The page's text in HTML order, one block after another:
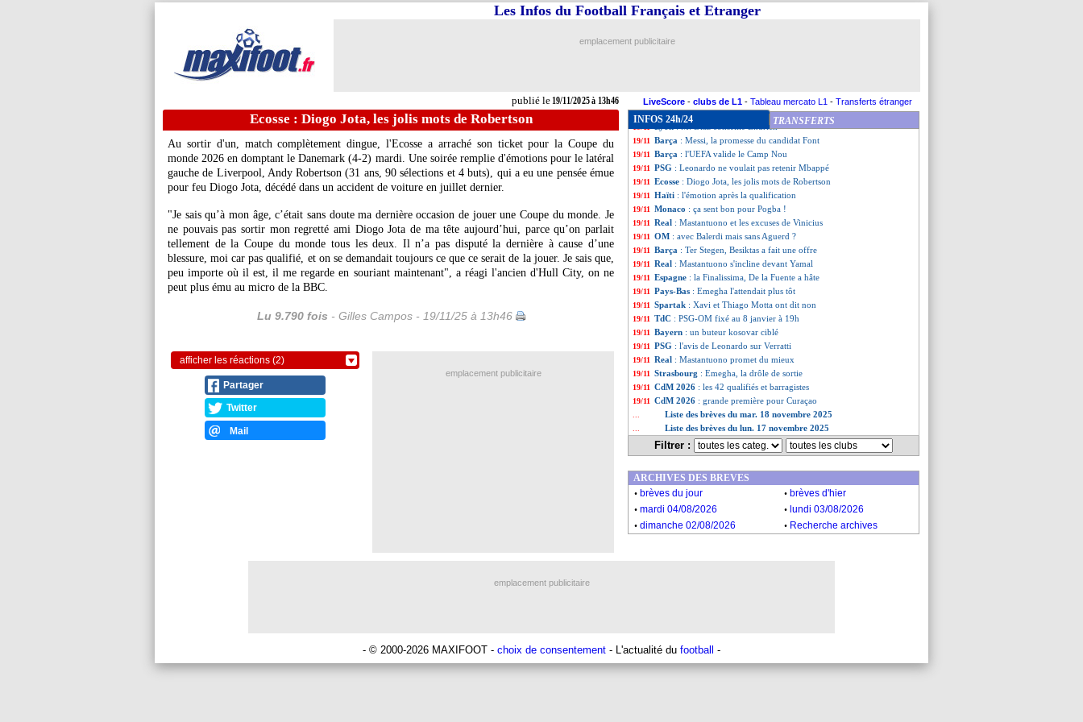
publié le19/11/2025 à 13h46
Les Infos du Football Français et Etranger
emplacement publicitaire
LiveScore - clubs de L1 - Tableau mercato L1 - Transferts étranger
Ecosse : Diogo Jota, les jolis mots de Robertson
Au sortir d'un, match complètement dingue, l'Ecosse a arraché son ticket pour la Coupe du
monde 2026 en domptant le Danemark (4-2) mardi. Une soirée remplie d'émotions pour le latéral
gauche de Liverpool, Andy Robertson (31 ans, 90 sélections et 4 buts), qui a eu une pensée émue
pour feu Diogo Jota, décédé dans un accident de voiture en juillet dernier.
"Je sais qu’à mon âge, c’était sans doute ma dernière occasion de jouer une Coupe du monde. Je
ne pouvais pas sortir mon regretté ami Diogo Jota de ma tête aujourd’hui, parce qu’on parlait
tellement de la Coupe du monde tous les deux. Il n’a pas disputé la dernière à cause d’une
blessure, moi car pas qualifié, et on se demandait toujours ce que ce serait de la jouer. Je sais que,
peu importe où il est, il me regarde en souriant maintenant", a réagi l'ancien d'Hull City, on ne
peut plus ému au micro de la BBC.
Lu 9.790 fois - Gilles Campos - 19/11/25 à 13h46
afficher les réactions (2)
Partager
Twitter
Mail
INFOS 24h/24 TRANSFERTS
19/11 Maroc: le message conquérant de Regragui
19/11 PSG: Safonov attend son heure
19/11 Lyon
19/11 Barça: deux cadres de retour, l'autre attendra
19/11 Real: Rodrygo fataliste sur sa situation
: M. Diaz conseille Endrick
19/11 Barça : Messi, la promesse du candidat Font
19/11 Barça : l'UEFA valide le Camp Nou
19/11 PSG : Leonardo ne voulait pas retenir Mbappé
19/11 Ecosse : Diogo Jota, les jolis mots de Robertson
19/11 Haïti : l'émotion après la qualification
19/11 Monaco : ça sent bon pour Pogba !
19/11 Real : Mastantuono et les excuses de Vinicius
19/11 OM : avec Balerdi mais sans Aguerd ?
19/11 Barça : Ter Stegen, Besiktas a fait une offre
19/11 Real : Mastantuono s'incline devant Yamal
19/11 Espagne : la Finalissima, De la Fuente a hâte
19/11 Pays-Bas : Emegha l'attendait plus tôt
19/11 Spartak : Xavi et Thiago Motta ont dit non
19/11 TdC : PSG-OM fixé au 8 janvier à 19h
19/11 Bayern : un buteur kosovar ciblé
19/11 PSG : l'avis de Leonardo sur Verratti
19/11 Real : Mastantuono promet du mieux
19/11 Strasbourg : Emegha, la drôle de sortie
19/11 CdM 2026 : les 42 qualifiés et barragistes
19/11 CdM 2026 : grande première pour Curaçao
Liste des brèves du mar. 18 novembre 2025
Liste des brèves du lun. 17 novembre 2025
Filtrer :
emplacement publicitaire
ARCHIVES DES BREVES
. brèves du jour . brèves d'hier
. mardi 04/08/2026 . lundi 03/08/2026
. dimanche 02/08/2026 . Recherche archives
emplacement publicitaire
- © 2000-2026 MAXIFOOT - choix de consentement - L'actualité du football -